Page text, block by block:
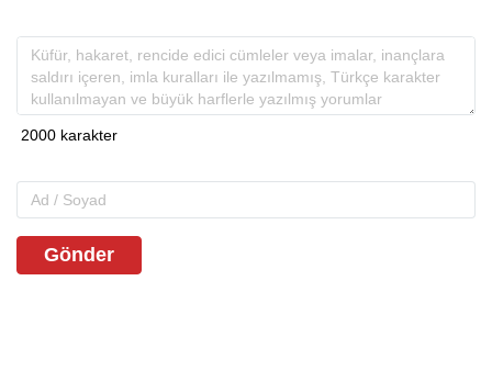
Gönder